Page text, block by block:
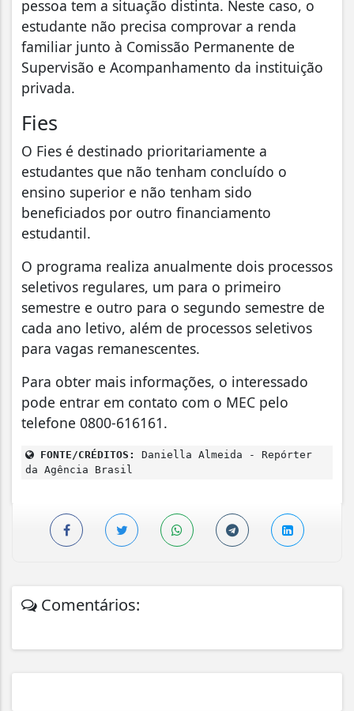
pessoa tem a situação distinta. Neste caso, o
estudante não precisa comprovar a renda
familiar junto à Comissão Permanente de
Supervisão e Acompanhamento da instituição
privada.
Fies
O Fies é destinado prioritariamente a
estudantes que não tenham concluído o
ensino superior e não tenham sido
beneficiados por outro financiamento
estudantil.
O programa realiza anualmente dois processos
seletivos regulares, um para o primeiro
semestre e outro para o segundo semestre de
cada ano letivo, além de processos seletivos
para vagas remanescentes.
Para obter mais informações, o interessado
pode entrar em contato com o MEC pelo
telefone 0800-616161.
FONTE/CRÉDITOS:
Daniella Almeida - Repórter
da Agência Brasil
Comentários: